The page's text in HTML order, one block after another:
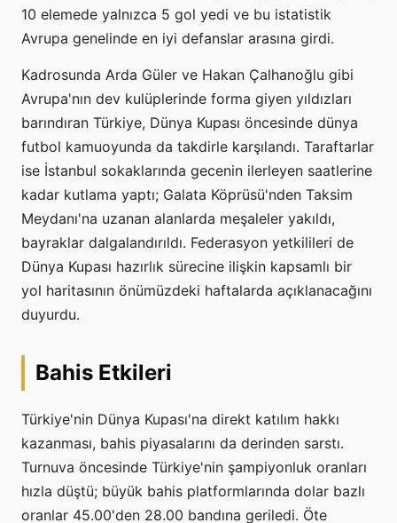
10 elemede yalnızca 5 gol yedi ve bu istatistik
Avrupa genelinde en iyi defanslar arasına girdi.
Kadrosunda Arda Güler ve Hakan Çalhanoğlu gibi
Avrupa'nın dev kulüplerinde forma giyen yıldızları
barındıran Türkiye, Dünya Kupası öncesinde dünya
futbol kamuoyunda da takdirle karşılandı. Taraftarlar
ise İstanbul sokaklarında gecenin ilerleyen saatlerine
kadar kutlama yaptı; Galata Köprüsü'nden Taksim
Meydanı'na uzanan alanlarda meşaleler yakıldı,
bayraklar dalgalandırıldı. Federasyon yetkilileri de
Dünya Kupası hazırlık sürecine ilişkin kapsamlı bir
yol haritasının önümüzdeki haftalarda açıklanacağını
duyurdu.
Bahis Etkileri
Türkiye'nin Dünya Kupası'na direkt katılım hakkı
kazanması, bahis piyasalarını da derinden sarstı.
Turnuva öncesinde Türkiye'nin şampiyonluk oranları
hızla düştü; büyük bahis platformlarında dolar bazlı
oranlar 45.00'den 28.00 bandına geriledi. Öte